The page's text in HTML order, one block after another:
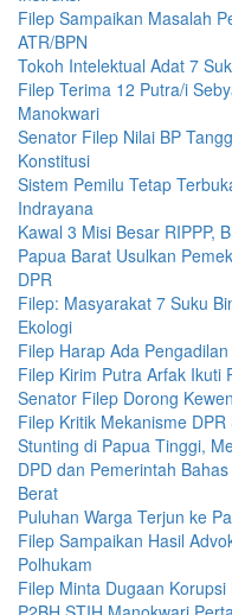
Filep Sampaikan Masalah
ATR/BPN
Tokoh Intelektual Adat 7
Filep Terima 12 Putra/i
Manokwari
Senator Filep Nilai BP
Konstitusi
Sistem Pemilu Tetap
Indrayana
Kawal 3 Misi Besar RIPPP,
Papua Barat Usulkan
DPR
Filep: Masyarakat 7 Suku
Ekologi
Filep Harap Ada
Filep Kirim Putra Arfak Ikuti
Senator Filep Dorong
Filep Kritik Mekanisme
Stunting di Papua Tinggi,
DPD dan Pemerintah
Berat
Puluhan Warga Terjun ke
Filep Sampaikan Hasil
Polhukam
Filep Minta Dugaan